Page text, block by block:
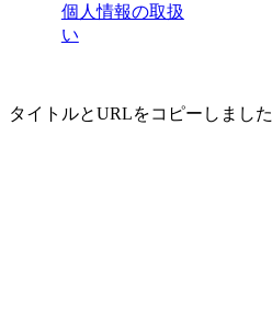
個人情報の取扱
い
タイトルとURLをコピーしました